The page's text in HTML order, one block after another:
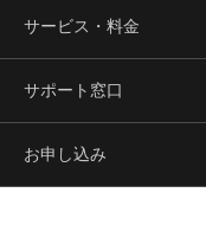
サービス・料金
サポート窓口
お申し込み